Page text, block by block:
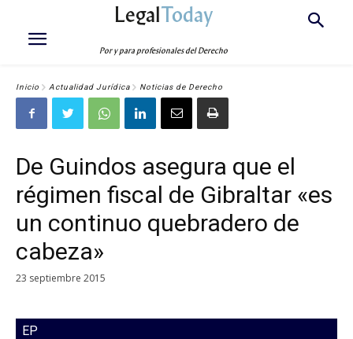
LegalToday
Por y para profesionales del Derecho
Inicio Actualidad Jurídica Noticias de Derecho
De Guindos asegura que el
régimen fiscal de Gibraltar «es
un continuo quebradero de
cabeza»
23 septiembre 2015
EP